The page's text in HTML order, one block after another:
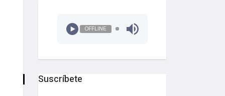
OFFLINE
Suscríbete